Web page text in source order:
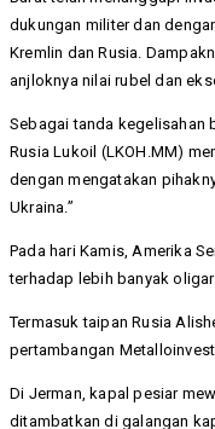
dukungan militer dan
Kremlin dan Rusia.
anjloknya nilai rubel dan
Sebagai tanda kegelisahan
Rusia Lukoil (LKOH.MM)
dengan mengatakan
Ukraina.”
Pada hari Kamis, Amerika
terhadap lebih banyak
Termasuk taipan Rusia
pertambangan
Di Jerman, kapal pesiar
ditambatkan di galangan